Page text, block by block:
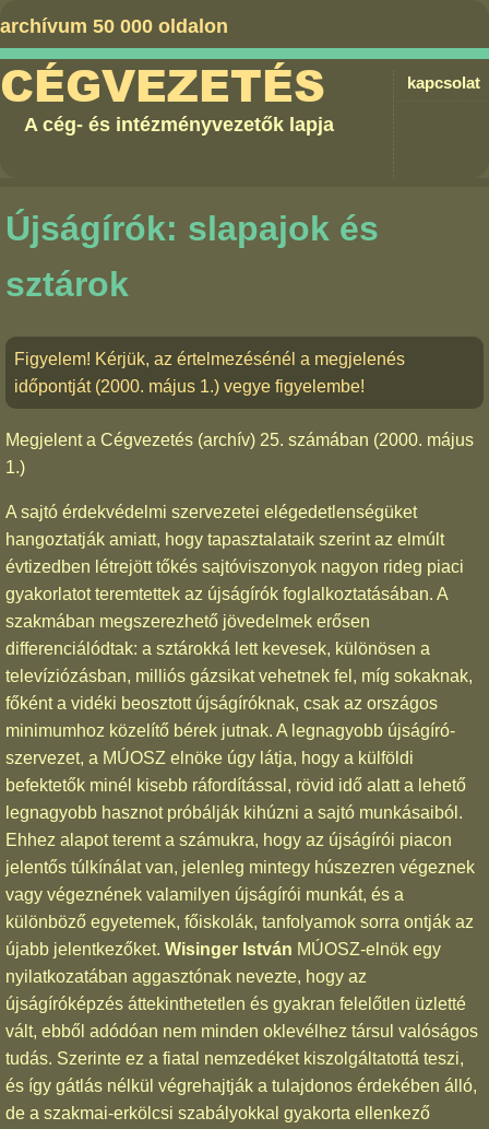
archívum 50 000 oldalon
kapcsolat
CÉGVEZETÉS
A cég- és intézményvezetők lapja
Újságírók: slapajok és
sztárok
Figyelem! Kérjük, az értelmezésénél a megjelenés
időpontját (2000. május 1.) vegye figyelembe!
Megjelent a Cégvezetés (archív) 25. számában (2000. május
1.)
A sajtó érdekvédelmi szervezetei elégedetlenségüket
hangoztatják amiatt, hogy tapasztalataik szerint az elmúlt
évtizedben létrejött tőkés sajtóviszonyok nagyon rideg piaci
gyakorlatot teremtettek az újságírók foglalkoztatásában. A
szakmában megszerezhető jövedelmek erősen
differenciálódtak: a sztárokká lett kevesek, különösen a
televíziózásban, milliós gázsikat vehetnek fel, míg sokaknak,
főként a vidéki beosztott újságíróknak, csak az országos
minimumhoz közelítő bérek jutnak. A legnagyobb újságíró-
szervezet, a MÚOSZ elnöke úgy látja, hogy a külföldi
befektetők minél kisebb ráfordítással, rövid idő alatt a lehető
legnagyobb hasznot próbálják kihúzni a sajtó munkásaiból.
Ehhez alapot teremt a számukra, hogy az újságírói piacon
jelentős túlkínálat van, jelenleg mintegy húszezren végeznek
vagy végeznének valamilyen újságírói munkát, és a
különböző egyetemek, főiskolák, tanfolyamok sorra ontják az
újabb jelentkezőket. Wisinger István MÚOSZ-elnök egy
nyilatkozatában aggasztónak nevezte, hogy az
újságíróképzés áttekinthetetlen és gyakran felelőtlen üzletté
vált, ebből adódóan nem minden oklevélhez társul valóságos
tudás. Szerinte ez a fiatal nemzedéket kiszolgáltatottá teszi,
és így gátlás nélkül végrehajtják a tulajdonos érdekében álló,
de a szakmai-erkölcsi szabályokkal gyakorta ellenkező